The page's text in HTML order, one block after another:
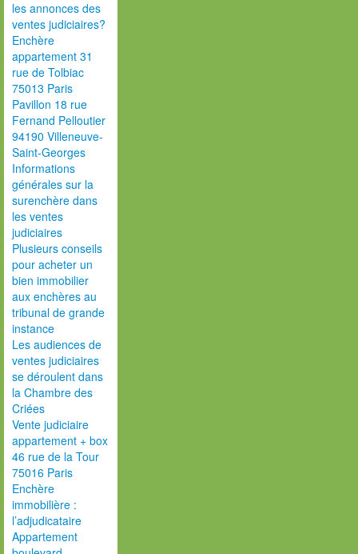
les annonces des
ventes judiciaires?
Enchère
appartement 31
rue de Tolbiac
75013 Paris
Pavillon 18 rue
Fernand Pelloutier
94190 Villeneuve-
Saint-Georges
Informations
générales sur la
surenchère dans
les ventes
judiciaires
Plusieurs conseils
pour acheter un
bien immobilier
aux enchères au
tribunal de grande
instance
Les audiences de
ventes judiciaires
se déroulent dans
la Chambre des
Criées
Vente judiciaire
appartement + box
46 rue de la Tour
75016 Paris
Enchère
immobilière :
l’adjudicataire
Appartement